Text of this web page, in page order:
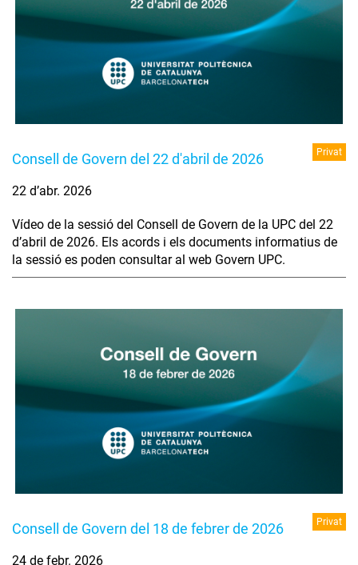
Consell de Govern del 22 d'abril de 2026 Privat
22 d’abr. 2026
Vídeo de la sessió del Consell de Govern de la UPC del 22
d’abril de 2026. Els acords i els documents informatius de
la sessió es poden consultar al web Govern UPC.
Consell de Govern del 18 de febrer de 2026 Privat
24 de febr. 2026